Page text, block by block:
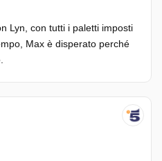
Lyn, con tutti i paletti imposti
Max è disperato perché